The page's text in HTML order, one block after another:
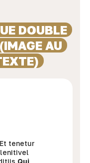
DOUBLE
AU
tenetur
Qui